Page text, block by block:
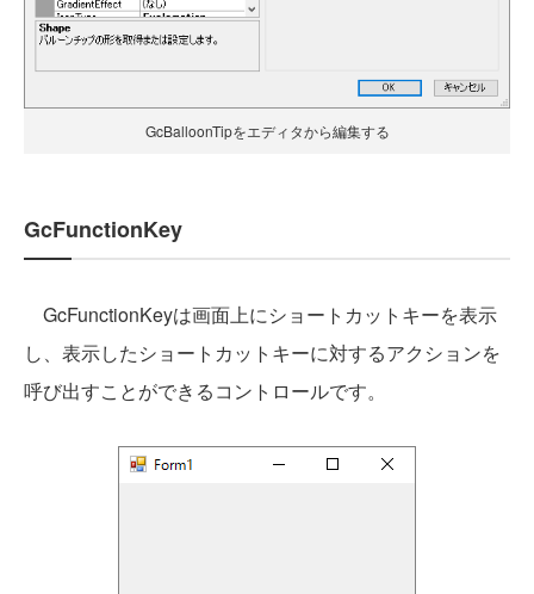
GcBalloonTipをエディタから編集する
GcFunctionKey
GcFunctionKeyは画面上にショートカットキーを表示
し、表示したショートカットキーに対するアクションを
呼び出すことができるコントロールです。